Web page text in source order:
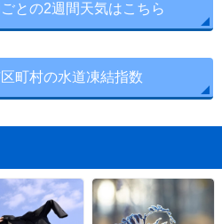
との2週間天気はこちら
町村の水道凍結指数